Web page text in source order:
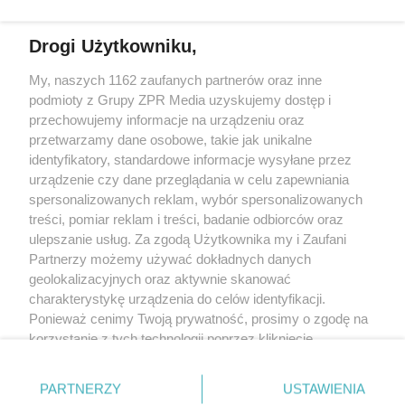
ŻEBY JEDNAK ODRÓŻNIĆ OD
SĄSIADÓW"
Żaden utwór zamieszczony w serwisie nie może być powielany i
rozpowszechniany lub dalej rozpowszechniany w jakikolwiek sposób (w
tym także elektroniczny lub mechaniczny) na jakimkolwiek polu
eksploatacji w jakiejkolwiek formie, włącznie z umieszczaniem w
Internecie bez pisemnej zgody właściciela praw. Jakiekolwiek użycie lub
wykorzystanie utworów w całości lub w części z naruszeniem prawa, tzn.
bez właściwej zgody, jest zabronione pod groźbą kary i może być ścigane
prawnie.
O nas
Informacje prawne
Nasze serwisy
Drogi Użytkowniku,
My, naszych 1162 zaufanych partnerów oraz inne
podmioty z Grupy ZPR Media uzyskujemy dostęp i
przechowujemy informacje na urządzeniu oraz
przetwarzamy dane osobowe, takie jak unikalne
identyfikatory, standardowe informacje wysyłane przez
urządzenie czy dane przeglądania w celu zapewniania
spersonalizowanych reklam, wybór spersonalizowanych
treści, pomiar reklam i treści, badanie odbiorców oraz
ulepszanie usług. Za zgodą Użytkownika my i Zaufani
Partnerzy możemy używać dokładnych danych
geolokalizacyjnych oraz aktywnie skanować
charakterystykę urządzenia do celów identyfikacji.
Ponieważ cenimy Twoją prywatność, prosimy o zgodę na
korzystanie z tych technologii poprzez kliknięcie
zmienić/wycofać klikając przycisk ustawień prywatności
znajdujący się w lewym dolnym rogu strony
PARTNERZY USTAWIENIA